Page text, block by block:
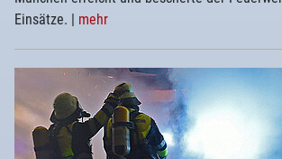
Einsätze. | mehr